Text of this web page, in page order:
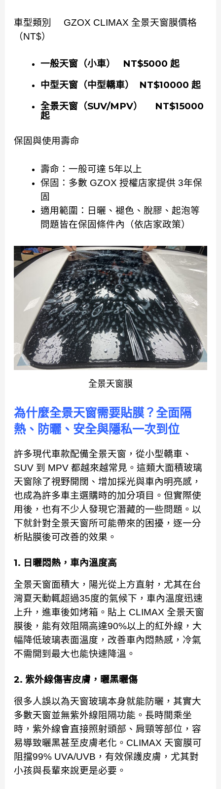
車型類別 GZOX CLIMAX 全景天窗膜價格
（NT$）
一般天窗（小車） NT$5000 起
中型天窗（中型轎車） NT$10000 起
全景天窗（SUV/MPV） NT$15000
起
保固與使用壽命
壽命：一般可達 5年以上
保固：多數 GZOX 授權店家提供 3年保
固
適用範圍：日曬、褪色、脫膠、起泡等
問題皆在保固條件內（依店家政策）
全景天窗膜
為什麼全景天窗需要貼膜？全面隔
熱、防曬、安全與隱私一次到位
許多現代車款配備全景天窗，從小型轎車、
SUV 到 MPV 都越來越常見。這類大面積玻璃
天窗除了視野開闊、增加採光與車內明亮感，
也成為許多車主選購時的加分項目。但實際使
用後，也有不少人發現它潛藏的一些問題。以
下就針對全景天窗所可能帶來的困擾，逐一分
析貼膜後可改善的效果。
1. 日曬悶熱，車內溫度高
全景天窗面積大，陽光從上方直射，尤其在台
灣夏天動輒超過35度的氣候下，車內溫度迅速
上升，進車後如烤箱。貼上 CLIMAX 全景天窗
膜後，能有效阻隔高達90%以上的紅外線，大
幅降低玻璃表面溫度，改善車內悶熱感，冷氣
不需開到最大也能快速降溫。
2. 紫外線傷害皮膚，曬黑曬傷
很多人誤以為天窗玻璃本身就能防曬，其實大
多數天窗並無紫外線阻隔功能。長時間乘坐
時，紫外線會直接照射頭部、肩頸等部位，容
易導致曬黑甚至皮膚老化。CLIMAX 天窗膜可
阻擋99% UVA/UVB，有效保護皮膚，尤其對
小孩與長輩來說更是必要。